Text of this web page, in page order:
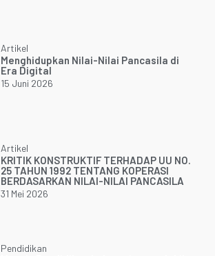
Artikel
Menghidupkan Nilai-Nilai Pancasila di
Era Digital
15 Juni 2026
Artikel
KRITIK KONSTRUKTIF TERHADAP UU NO.
25 TAHUN 1992 TENTANG KOPERASI
BERDASARKAN NILAI-NILAI PANCASILA
31 Mei 2026
Pendidikan